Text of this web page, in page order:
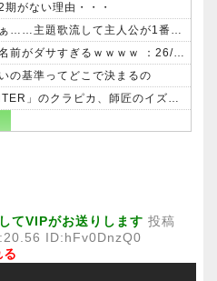
がない理由・・・
アニメ監督「ラスボス戦かぁ……主題歌流して主人公が1番最初に習得した技でトドメ刺したろ」
【爆笑】最近のオスガキ、名前がダサすぎるｗｗｗｗ ：26/08/05のニュース
の基準ってどこで決まるの
【悲報】「HUNTER×HUNTER」のクラピカ、師匠のイズナビに対する態度が本当に酷い！！
てVIPがお送りします 投稿
ID:hFv0DnzQ0